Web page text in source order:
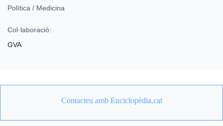
Política / Medicina
Col·laboració:
GVA
Contacteu amb Enciclopèdia.cat